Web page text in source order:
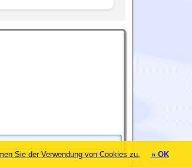
Sie der Verwendung von Cookies zu. » OK